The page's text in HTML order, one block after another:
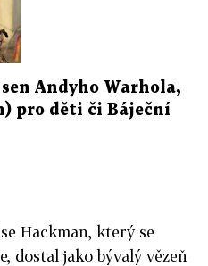
Andyho Warhola,
pro děti či Báječní
Hackman, který se
dostal jako bývalý vězeň